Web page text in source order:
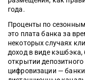
года.
Проценты по
это плата банка за
некоторых случаях
доход в виде
открытии депозитного
цифровизации — банки